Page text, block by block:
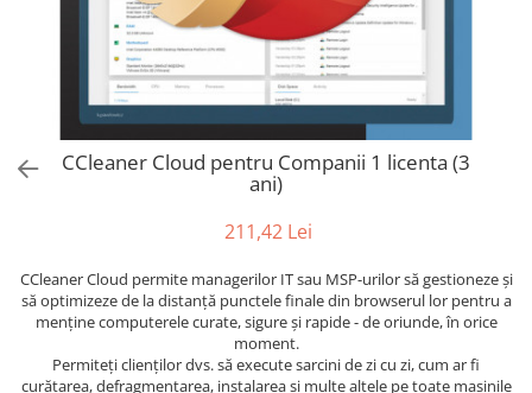
AVAST Driver Updater
AVAST SecureLine VPN
AVAST AntiTrack Premium
CCleaner Cloud pentru Companii 1 licenta (3
ani)
211,42 Lei
CCleaner Cloud permite managerilor IT sau MSP-urilor să gestioneze și
să optimizeze de la distanță punctele finale din browserul lor pentru a
menține computerele curate, sigure și rapide - de oriunde, în orice
moment.
Permiteți clienților dvs. să execute sarcini de zi cu zi, cum ar fi
curățarea, defragmentarea, instalarea și multe altele pe toate mașinile